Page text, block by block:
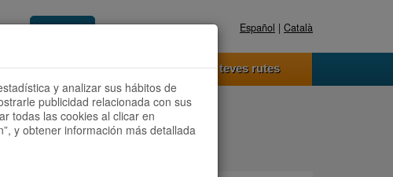
Accedeix Registra't ara Español | Català
Com funciona Les teves rutes
y analizar sus hábitos de
publicidad relacionada con sus
todas las cookies al clicar en
y obtener información más detallada